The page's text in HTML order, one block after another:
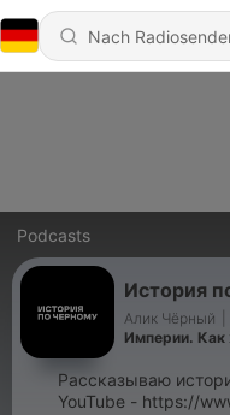
Podcasts
История
Алик Чёрный
Империи.
Рассказываю
YouTube - https://